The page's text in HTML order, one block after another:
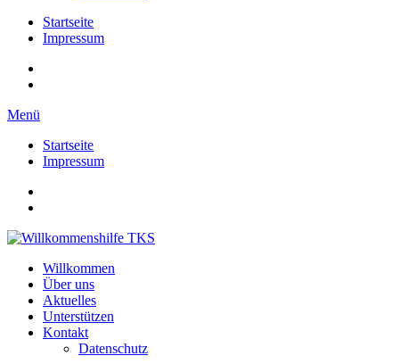
Startseite
Impressum
Menü
Startseite
Impressum
Willkommenshilfe TKS
Mit Herz dabei.
Willkommen
Über uns
Aktuelles
Unterstützen
Kontakt
Datenschutz